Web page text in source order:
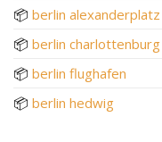
📦 berlin alexanderplatz
📦 berlin charlottenburg
📦 berlin flughafen
📦 berlin hedwig